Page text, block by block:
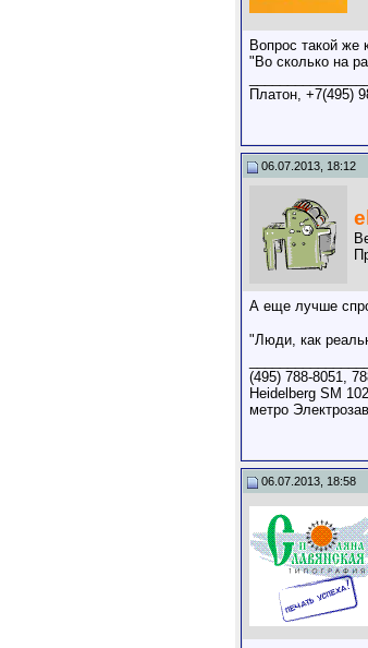
Вопрос такой же
"Во сколько на
Платон, +7(495)
06.07.2013, 18:12
А еще лучше
"Люди, как
(495) 788-8051,
Heidelberg SM
метро
06.07.2013, 18:58